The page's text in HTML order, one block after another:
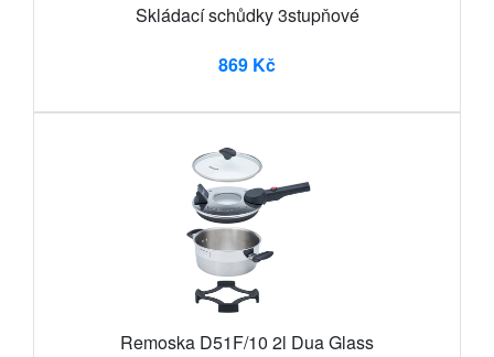
Skládací schůdky 3stupňové
869 Kč
Remoska D51F/10 2l Dua Glass